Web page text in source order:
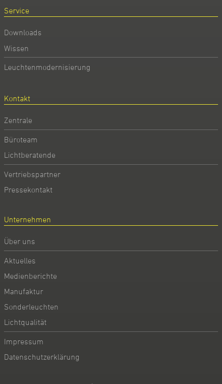
Service
Downloads
Wissen
Leuchtenmodernisierung
Kontakt
Zentrale
Büroteam
Lichtberatende
Vertriebspartner
Pressekontakt
Unternehmen
Über uns
Aktuelles
Medienberichte
Manufaktur
Sonderleuchten
Lichtqualität
Impressum
Datenschutzerklärung